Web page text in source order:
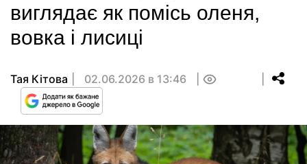
виглядає як помісь оленя,
вовка і лисиці
Тая Кітова 02.06.2026 в 13:46